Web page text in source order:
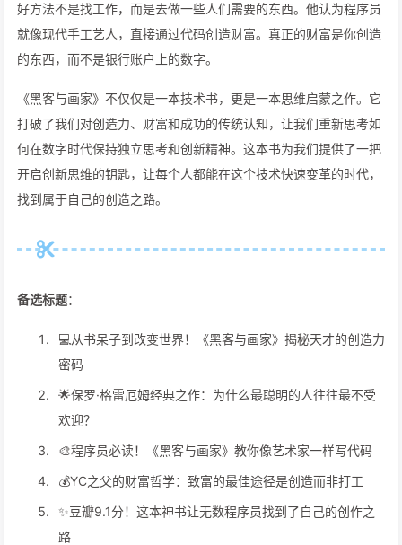
好方法不是找工作，而是去做一些人们需要的东西。他认为程序员
就像现代手工艺人，直接通过代码创造财富。真正的财富是你创造
的东西，而不是银行账户上的数字。
《黑客与画家》不仅仅是一本技术书，更是一本思维启蒙之作。它
打破了我们对创造力、财富和成功的传统认知，让我们重新思考如
何在数字时代保持独立思考和创新精神。这本书为我们提供了一把
开启创新思维的钥匙，让每个人都能在这个技术快速变革的时代，
找到属于自己的创造之路。
备选标题：
💻从书呆子到改变世界！《黑客与画家》揭秘天才的创造力
密码
🌟保罗·格雷厄姆经典之作：为什么最聪明的人往往最不受
欢迎？
🎨程序员必读！《黑客与画家》教你像艺术家一样写代码
💰YC之父的财富哲学：致富的最佳途径是创造而非打工
✨豆瓣9.1分！这本神书让无数程序员找到了自己的创作之
路